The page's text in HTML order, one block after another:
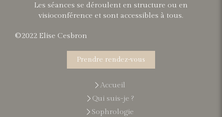
Les séances se déroulent en structure ou en
visioconférence et sont accessibles à tous.
©2022 Elise Cesbron
Prendre rendez-vous
Accueil
Qui suis-je ?
Sophrologie